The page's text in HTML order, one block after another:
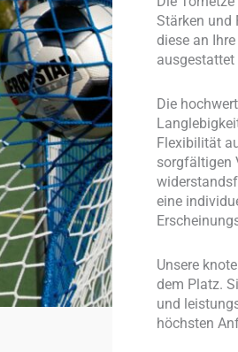
Stärken und
diese an
ausgestattet
Die
Flexibilität
sorgfältigen
eine
Unsere
dem Platz.
und
höchsten